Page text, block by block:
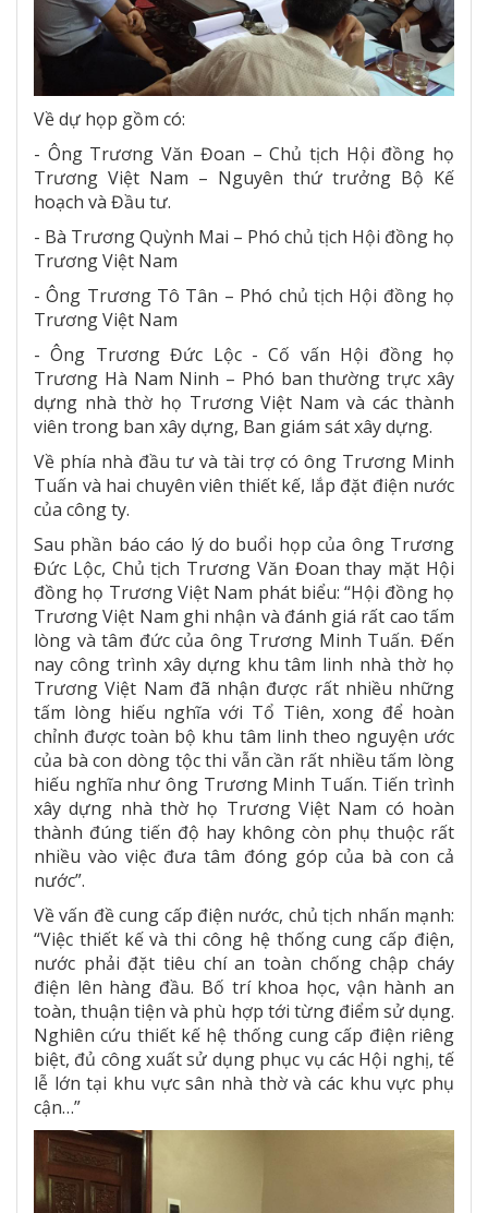
Về dự họp gồm có:
- Ông Trương Văn Đoan – Chủ tịch Hội đồng họ
Trương Việt Nam – Nguyên thứ trưởng Bộ Kế
hoạch và Đầu tư.
- Bà Trương Quỳnh Mai – Phó chủ tịch Hội đồng họ
Trương Việt Nam
- Ông Trương Tô Tân – Phó chủ tịch Hội đồng họ
Trương Việt Nam
- Ông Trương Đức Lộc - Cố vấn Hội đồng họ
Trương Hà Nam Ninh – Phó ban thường trực xây
dựng nhà thờ họ Trương Việt Nam và các thành
viên trong ban xây dựng, Ban giám sát xây dựng.
Về phía nhà đầu tư và tài trợ có ông Trương Minh
Tuấn và hai chuyên viên thiết kế, lắp đặt điện nước
của công ty.
Sau phần báo cáo lý do buổi họp của ông Trương
Đức Lộc, Chủ tịch Trương Văn Đoan thay mặt Hội
đồng họ Trương Việt Nam phát biểu: “Hội đồng họ
Trương Việt Nam ghi nhận và đánh giá rất cao tấm
lòng và tâm đức của ông Trương Minh Tuấn. Đến
nay công trình xây dựng khu tâm linh nhà thờ họ
Trương Việt Nam đã nhận được rất nhiều những
tấm lòng hiếu nghĩa với Tổ Tiên, xong để hoàn
chỉnh được toàn bộ khu tâm linh theo nguyện ước
của bà con dòng tộc thi vẫn cần rất nhiều tấm lòng
hiếu nghĩa như ông Trương Minh Tuấn. Tiến trình
xây dựng nhà thờ họ Trương Việt Nam có hoàn
thành đúng tiến độ hay không còn phụ thuộc rất
nhiều vào việc đưa tâm đóng góp của bà con cả
nước”.
Về vấn đề cung cấp điện nước, chủ tịch nhấn mạnh:
“Việc thiết kế và thi công hệ thống cung cấp điện,
nước phải đặt tiêu chí an toàn chống chập cháy
điện lên hàng đầu. Bố trí khoa học, vận hành an
toàn, thuận tiện và phù hợp tới từng điểm sử dụng.
Nghiên cứu thiết kế hệ thống cung cấp điện riêng
biệt, đủ công xuất sử dụng phục vụ các Hội nghị, tế
lễ lớn tại khu vực sân nhà thờ và các khu vực phụ
cận…”